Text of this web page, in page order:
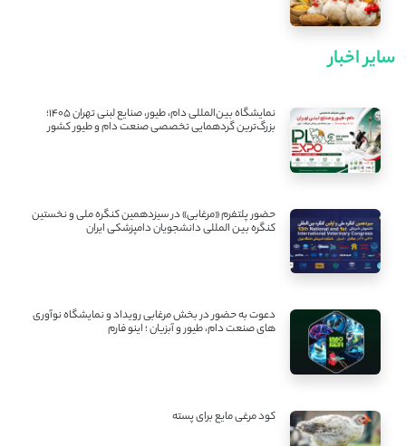
سایر اخبار
نمایشگاه بین‌المللی دام، طیور، صنایع لبنی تهران ۱۴۰۵؛
بزرگ‌ترین گردهمایی تخصصی صنعت دام و طیور کشور
حضور پلتفرم «مرغابی» در سیزدهمین کنگره ملی و نخستین
کنگره بین ‌المللی دانشجویان دامپزشکی ایران
دعوت به حضور در بخش مرغابی رویداد و نمایشگاه نوآوری
های صنعت دام، طیور و آبزیان ؛ اینو فارم
کود مرغی مایع برای پسته